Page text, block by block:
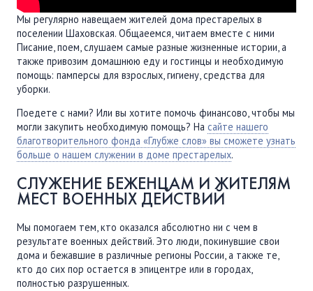
Мы регулярно навещаем жителей дома престарелых в
поселении Шаховская. Общаеемся, читаем вместе с ними
Писание, поем, слушаем самые разные жизненные истории, а
также привозим домашнюю еду и гостинцы и необходимую
помощь: памперсы для взрослых, гигиену, средства для
уборки.
Поедете с нами? Или вы хотите помочь финансово, чтобы мы
могли закупить необходимую помощь? На сайте нашего
благотворительного фонда «Глубже слов» вы сможете узнать
больше о нашем служении в доме престарелых.
СЛУЖЕНИЕ БЕЖЕНЦАМ И ЖИТЕЛЯМ
МЕСТ ВОЕННЫХ ДЕЙСТВИЙ
Мы помогаем тем, кто оказался абсолютно ни с чем в
результате военных действий. Это люди, покинувшие свои
дома и бежавшие в различные регионы России, а также те,
кто до сих пор остается в эпицентре или в городах,
полностью разрушенных.